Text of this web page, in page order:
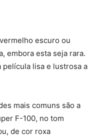
escuro ou
embora esta seja rara.
película lisa e lustrosa a
mais comuns são a
F-100, no tom
de cor roxa